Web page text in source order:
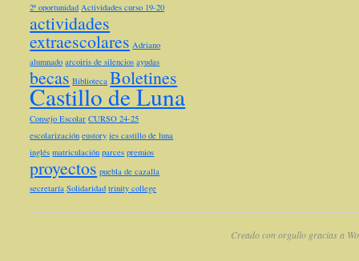
2ª oportunidad Actividades curso 19-20
actividades
extraescolares Adriano
alumnado arcoiris de silencios ayudas
becas Biblioteca Boletines
Castillo de Luna
Consejo Escolar CURSO 24-25
escolarización eustory ies castillo de luna
inglés matriculación parces premios
proyectos puebla de cazalla
secretaría Solidaridad trinity college
Creado con orgullo gracias a